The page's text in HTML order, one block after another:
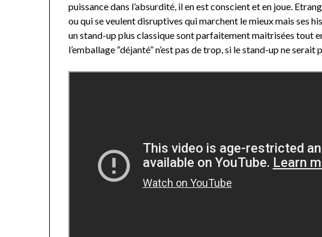
puissance dans l’absurdité, il en est conscient et en joue.
ou qui se veulent disruptives qui marchent le mieux mais ses
un stand-up plus classique sont parfaitement maitrisées tout
l’emballage “déjanté” n’est pas de trop, si le stand-up ne